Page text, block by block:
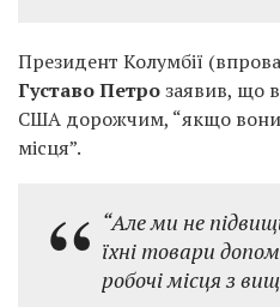
Президент Колумбії
Густаво Петрозаявив, що
США дорожчим, “якщо вони
місця”.
“Але ми не
їхні товари
робочі місця з